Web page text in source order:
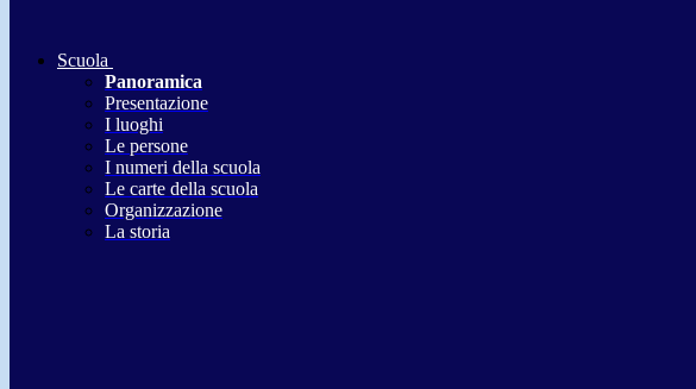
Scuola
Panoramica
Presentazione
I luoghi
Le persone
I numeri della scuola
Le carte della scuola
Organizzazione
La storia